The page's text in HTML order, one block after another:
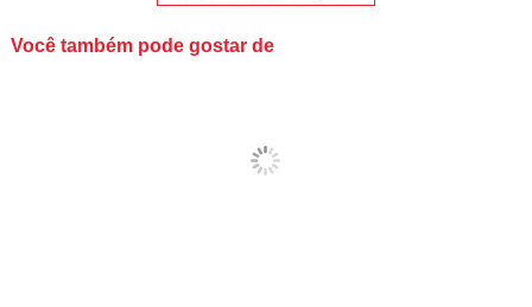
Você também pode gostar de